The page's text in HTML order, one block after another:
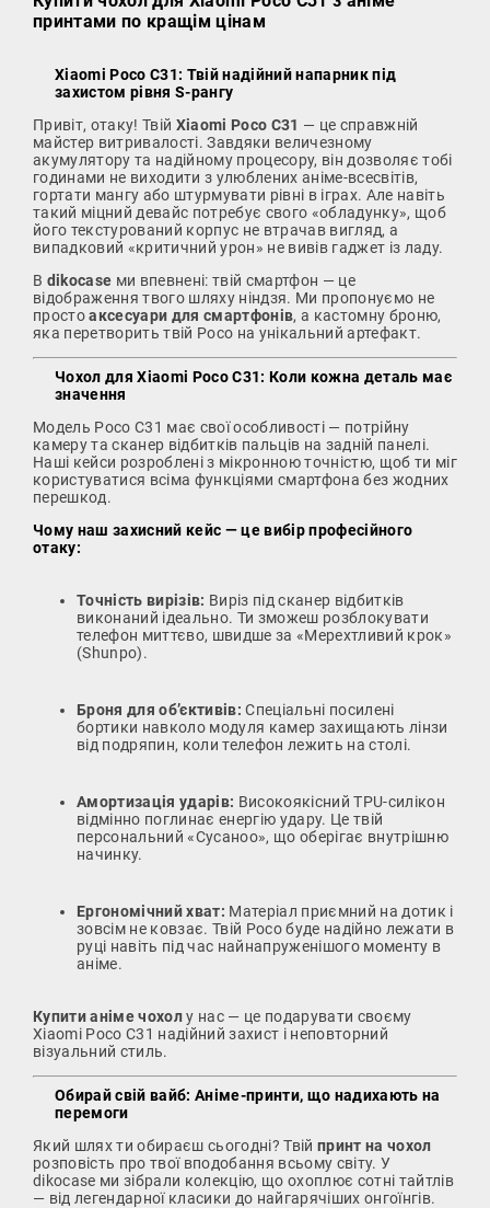
принтами по кращім цінам
Xiaomi Poco C31: Твій надійний напарник під
захистом рівня S-рангу
Привіт, отаку! Твій Xiaomi Poco C31 — це справжній
майстер витривалості. Завдяки величезному
акумулятору та надійному процесору, він дозволяє тобі
годинами не виходити з улюблених аніме-всесвітів,
гортати мангу або штурмувати рівні в іграх. Але навіть
такий міцний девайс потребує свого «обладунку», щоб
його текстурований корпус не втрачав вигляд, а
випадковий «критичний урон» не вивів гаджет із ладу.
В dikocase ми впевнені: твій смартфон — це
відображення твого шляху ніндзя. Ми пропонуємо не
простоаксесуари для смартфонів, а кастомну броню,
яка перетворить твій Poco на унікальний артефакт.
Чохол для Xiaomi Poco C31: Коли кожна деталь має
значення
Модель Poco C31 має свої особливості — потрійну
камеру та сканер відбитків пальців на задній панелі.
Наші кейси розроблені з мікронною точністю, щоб ти міг
користуватися всіма функціями смартфона без жодних
перешкод.
Чому наш захисний кейс — це вибір професійного
отаку:
Точність вирізів: Виріз під сканер відбитків
виконаний ідеально. Ти зможеш розблокувати
телефон миттєво, швидше за «Мерехтливий крок»
(Shunpo).
Броня для об’єктивів: Спеціальні посилені
бортики навколо модуля камер захищають лінзи
від подряпин, коли телефон лежить на столі.
Амортизація ударів: Високоякісний TPU-силікон
відмінно поглинає енергію удару. Це твій
персональний «Сусаноо», що оберігає внутрішню
начинку.
Ергономічний хват: Матеріал приємний на дотик і
зовсім не ковзає. Твій Poco буде надійно лежати в
руці навіть під час найнапруженішого моменту в
аніме.
Купити аніме чохолу нас — це подарувати своєму
Xiaomi Poco C31 надійний захист і неповторний
візуальний стиль.
Обирай свій вайб: Аніме-принти, що надихають на
перемоги
Який шлях ти обираєш сьогодні? Твій принт на чохол
розповість про твої вподобання всьому світу. У
dikocase ми зібрали колекцію, що охоплює сотні тайтлів
— від легендарної класики до найгарячіших онгоїнгів.